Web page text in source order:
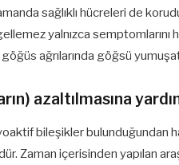
sağlıklı hücreleri de
yalnızca
göğüs ağrılarında göğsü
azaltılmasına
bileşikler bulunduğundan
Zaman içerisinden yapılan